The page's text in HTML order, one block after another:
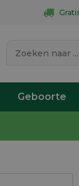
Geboorte